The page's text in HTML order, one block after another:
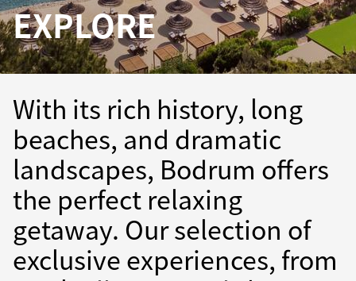
EXPLORE
With its rich history, long
beaches, and dramatic
landscapes, Bodrum offers
the perfect relaxing
getaway. Our selection of
exclusive experiences, from